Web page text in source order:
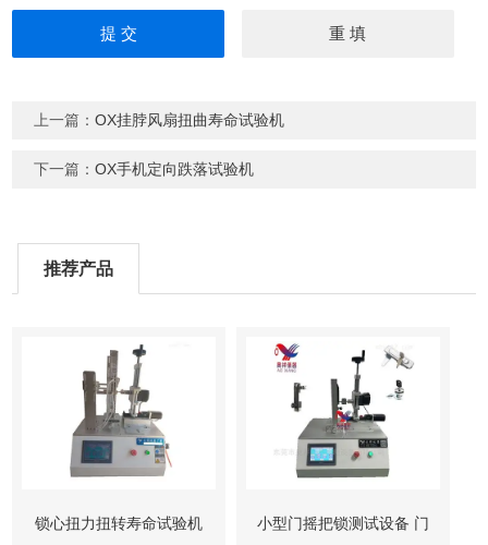
上一篇：OX挂脖风扇扭曲寿命试验机
下一篇：OX手机定向跌落试验机
推荐产品
锁心扭力扭转寿命试验机 小型门摇把锁测试设备 门